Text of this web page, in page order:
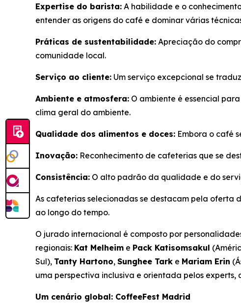
Expertise do barista: A habilidade e o
entender as origens do café e dominar várias
Práticas de sustentabilidade: Apreciação do
comunidade local.
Serviço ao cliente: Um serviço excepcional se
Ambiente e atmosfera: O ambiente é essencial
clima geral do ambiente.
Qualidade dos alimentos e doces: Embora o café
Inovação: Reconhecimento de cafeterias que se
Consistência: O alto padrão da qualidade e do
As cafeterias selecionadas se destacam pela
ao longo do tempo.
O jurado internacional é composto por
regionais: Kat Melheim e Pack Katisomsakul
Sul), Tanty Hartono, Sunghee Tark e Mariam Erin
uma perspectiva inclusiva e orientada pelos
Um cenário global: CoffeeFest Madrid